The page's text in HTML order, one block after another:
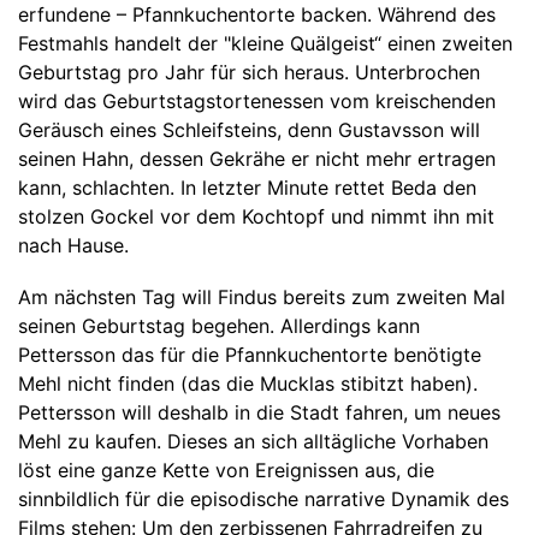
erfundene – Pfannkuchentorte backen. Während des
Festmahls handelt der "kleine Quälgeist“ einen zweiten
Geburtstag pro Jahr für sich heraus. Unterbrochen
wird das Geburtstagstortenessen vom kreischenden
Geräusch eines Schleifsteins, denn Gustavsson will
seinen Hahn, dessen Gekrähe er nicht mehr ertragen
kann, schlachten. In letzter Minute rettet Beda den
stolzen Gockel vor dem Kochtopf und nimmt ihn mit
nach Hause.
Am nächsten Tag will Findus bereits zum zweiten Mal
seinen Geburtstag begehen. Allerdings kann
Pettersson das für die Pfannkuchentorte benötigte
Mehl nicht finden (das die Mucklas stibitzt haben).
Pettersson will deshalb in die Stadt fahren, um neues
Mehl zu kaufen. Dieses an sich alltägliche Vorhaben
löst eine ganze Kette von Ereignissen aus, die
sinnbildlich für die episodische narrative Dynamik des
Films stehen: Um den zerbissenen Fahrradreifen zu